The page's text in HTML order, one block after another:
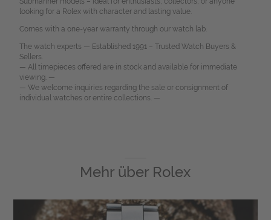
looking for a Rolex with character and lasting value.
Comes with a one-year warranty through our watch lab.
The watch experts — Established 1991 – Trusted Watch Buyers &
Sellers.
— All timepieces offered are in stock and available for immediate
viewing. —
— We welcome inquiries regarding the sale or consignment of
individual watches or entire collections. —
Mehr über Rolex